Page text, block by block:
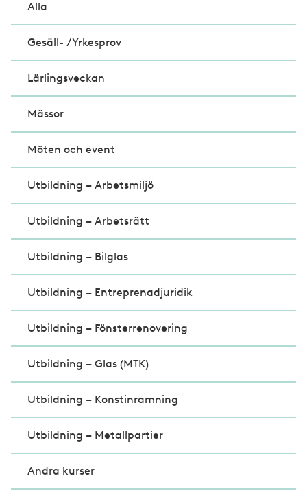
Alla
Gesäll- /Yrkesprov
Lärlingsveckan
Mässor
Möten och event
Utbildning – Arbetsmiljö
Utbildning – Arbetsrätt
Utbildning – Bilglas
Utbildning – Entreprenadjuridik
Utbildning – Fönsterrenovering
Utbildning – Glas (MTK)
Utbildning – Konstinramning
Utbildning – Metallpartier
Andra kurser